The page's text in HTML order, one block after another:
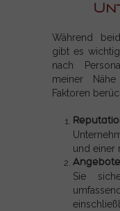
Während
gibt es
nach
meiner
Faktoren
und einer
Sie